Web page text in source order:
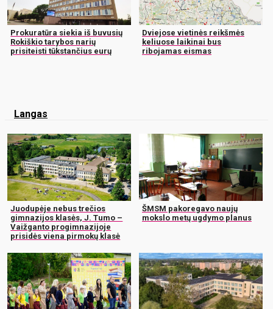
Prokuratūra siekia iš buvusių
Rokiškio tarybos narių
prisiteisti tūkstančius eurų
Dviejose vietinės reikšmės
keliuose laikinai bus
ribojamas eismas
Langas
Juodupėje nebus trečios
gimnazijos klasės, J. Tumo –
Vaižganto progimnazijoje
prisidės viena pirmokų klasė
ŠMSM pakoregavo naujų
mokslo metų ugdymo planus